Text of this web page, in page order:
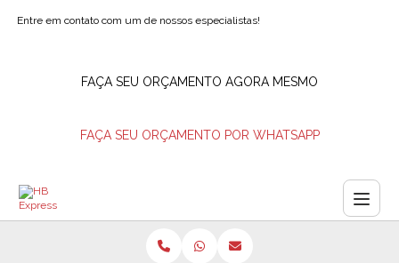
Entre em contato com um de nossos especialistas!
FAÇA SEU ORÇAMENTO AGORA MESMO
FAÇA SEU ORÇAMENTO POR WHATSAPP